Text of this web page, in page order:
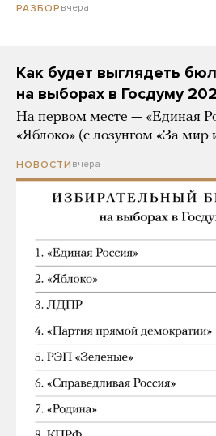
РАЗБОР вчера
Как будет выглядеть
на выборах в Госдуму
На первом месте — «Единая
«Яблоко» (с лозунгом «За мир
НОВОСТИ вчера